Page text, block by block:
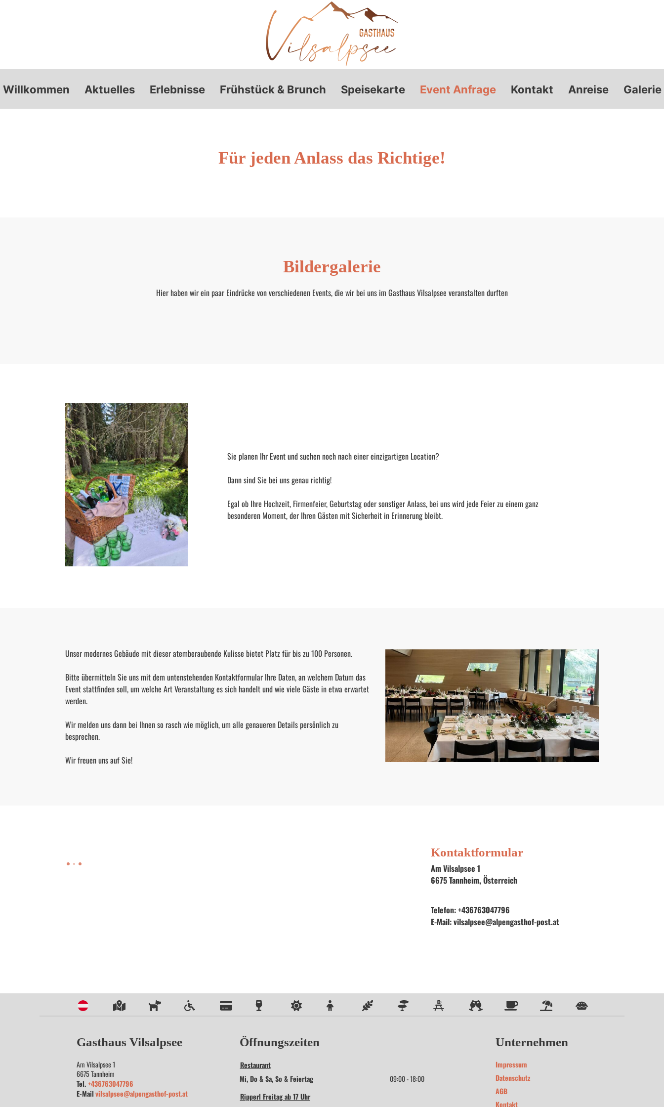
Willkommen Aktuelles Erlebnisse Frühstück & Brunch Speisekarte Event Anfrage Kontakt Anreise Galerie
Für jeden Anlass das Richtige!
Bildergalerie
Hier haben wir ein paar Eindrücke von verschiedenen Events, die wir bei uns im Gasthaus Vilsalpsee veranstalten durften
Sie planen Ihr Event und suchen noch nach einer einzigartigen Location?
Dann sind Sie bei uns genau richtig!
Egal ob Ihre Hochzeit, Firmenfeier, Geburtstag oder sonstiger Anlass, bei uns wird jede Feier zu einem ganz
besonderen Moment, der Ihren Gästen mit Sicherheit in Erinnerung bleibt.
Unser modernes Gebäude mit dieser atemberaubende Kulisse bietet Platz für bis zu 100 Personen.
Bitte übermitteln Sie uns mit dem untenstehenden Kontaktformular Ihre Daten, an welchem Datum das
Event stattfinden soll, um welche Art Veranstaltung es sich handelt und wie viele Gäste in etwa erwartet
werden.
Wir melden uns dann bei Ihnen so rasch wie möglich, um alle genaueren Details persönlich zu
besprechen.
Wir freuen uns auf Sie!
Kontaktformular
Am Vilsalpsee 1
6675Tannheim, Österreich
Telefon: +436763047796
E-Mail: vilsalpsee@alpengasthof-post.at
Gasthaus Vilsalpsee
Am Vilsalpsee 1
6675Tannheim
Tel.+436763047796
E-Mailvilsalpsee@alpengasthof-post.at
Öffnungszeiten
Restaurant
Mi, Do & Sa, So & Feiertag
09:00 - 18:00
Ripperl Freitag ab 17 Uhr
Unternehmen
Impressum
Datenschutz
AGB
Kontakt